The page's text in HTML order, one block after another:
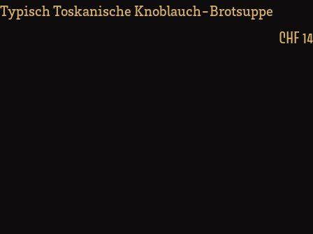
Typisch Toskanische Knoblauch-Brotsuppe
CHF 14